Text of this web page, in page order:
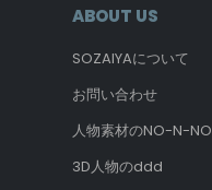
ABOUT US
SOZAIYAについて
お問い合わせ
人物素材のNO-N-NO
3D人物のddd